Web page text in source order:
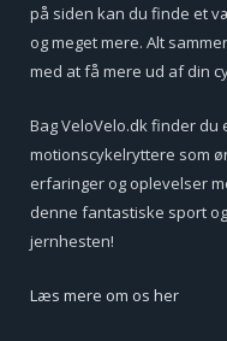
på siden kan du finde et
og meget mere. Alt
med at få mere ud af din
Bag VeloVelo.dk finder du
motionscykelryttere som
erfaringer og oplevelser
denne fantastiske sport
jernhesten!
Læs mere om os her